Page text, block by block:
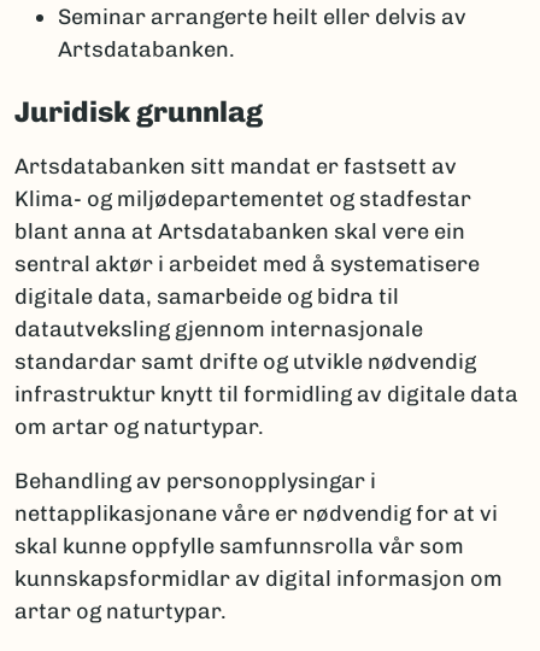
Seminar arrangerte heilt eller delvis av
Artsdatabanken.
Juridisk grunnlag
Artsdatabanken sitt mandat er fastsett av
Klima- og miljødepartementet og stadfestar
blant anna at Artsdatabanken skal vere ein
sentral aktør i arbeidet med å systematisere
digitale data, samarbeide og bidra til
datautveksling gjennom internasjonale
standardar samt drifte og utvikle nødvendig
infrastruktur knytt til formidling av digitale data
om artar og naturtypar.
Behandling av personopplysingar i
nettapplikasjonane våre er nødvendig for at vi
skal kunne oppfylle samfunnsrolla vår som
kunnskapsformidlar av digital informasjon om
artar og naturtypar.